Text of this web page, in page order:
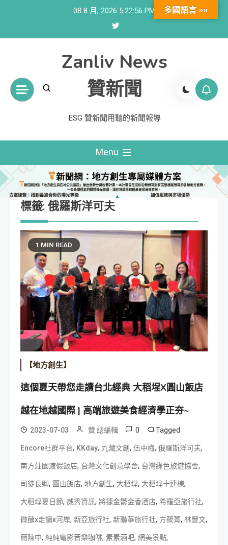
08 8 月, 2026 5:22:57 PM
Zanliv News
贊新聞
ESG 贊新聞用聽的新聞報導
Menu
標籤: 俄羅斯洋可夫
1 MIN READ
【地方創生】
這個夏天帶您走讀台北經典 大稻埕X圓山飯店
越在地越國際 | 高端旅遊美食經濟學正夯~
2023-07-03 贊 總編輯 0 Tagged
Encore社群平台, KKday, 九藏文創 , 伍中梅, 俄羅斯洋可夫,
南方莊園渡假飯店, 台灣文化創意學會, 台灣綠色旅遊協會,
司徒長卿, 圓山飯店, 地方創生, 大稻埕, 大稻埕十連棟,
大稻埕夏日節, 威秀資訊, 將捷金鬱金香酒店, 希羅亞旅行社,
微醺x走讀x河岸, 新亞旅行社, 新聯華旅行社, 方筱菁, 林豐文,
簡陳中, 純純電影音樂咖啡, 素素酒吧, 網美景點,
多國語言 »»